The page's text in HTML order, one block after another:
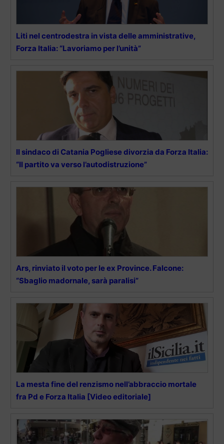
Liti nel centrodestra in vista delle amministrative,
Forza Italia: “Lavoriamo per l’unità”
Il sindaco di Catania Pogliese divorzia da Forza Italia:
“Il partito va verso l’autodistruzione”
Ars, rinviato il voto per le ex Province. Falcone:
“Sbaglio madornale, sarà paralisi”
La mesta fine del renzismo nell’abbraccio mortale
fra Pd e Forza Italia [Video editoriale]